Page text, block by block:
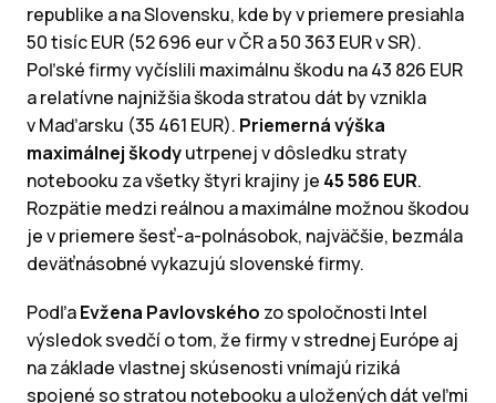
republike a na Slovensku, kde by v priemere presiahla
50 tisíc EUR (52 696 eur v ČR a 50 363 EUR v SR).
Poľské firmy vyčíslili maximálnu škodu na 43 826 EUR
a relatívne najnižšia škoda stratou dát by vznikla
v Maďarsku (35 461 EUR). Priemerná výška
maximálnej škodyutrpenej v dôsledku straty
notebooku za všetky štyri krajiny je 45 586 EUR.
Rozpätie medzi reálnou a maximálne možnou škodou
je v priemere šesť-a-polnásobok, najväčšie, bezmála
deväťnásobné vykazujú slovenské firmy.
PodľaEvžena Pavlovského zo spoločnosti Intel
výsledok svedčí o tom, že firmy v strednej Európe aj
na základe vlastnej skúsenosti vnímajú riziká
spojené so stratou notebooku a uložených dát veľmi